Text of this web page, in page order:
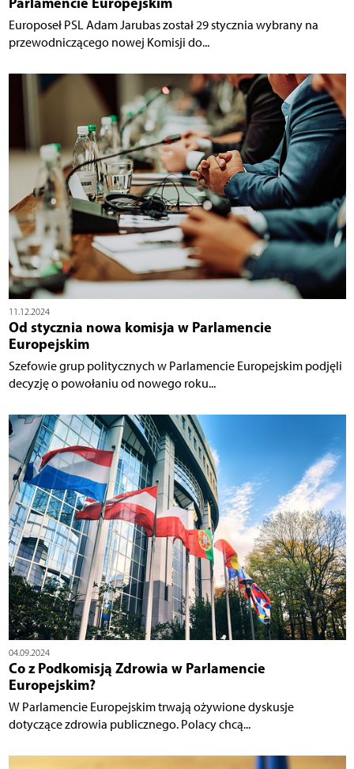
Europoseł PSL Adam Jarubas został 29 stycznia wybrany na
przewodniczącego nowej Komisji do...
11.12.2024
Od stycznia nowa komisja w Parlamencie
Europejskim
Szefowie grup politycznych w Parlamencie Europejskim podjęli
decyzję o powołaniu od nowego roku...
04.09.2024
Co z Podkomisją Zdrowia w Parlamencie
Europejskim?
W Parlamencie Europejskim trwają ożywione dyskusje
dotyczące zdrowia publicznego. Polacy chcą...